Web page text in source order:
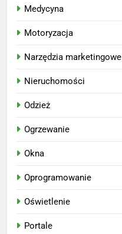
Medycyna
Motoryzacja
Narzędzia marketingowe
Nieruchomości
Odzież
Ogrzewanie
Okna
Oprogramowanie
Oświetlenie
Portale